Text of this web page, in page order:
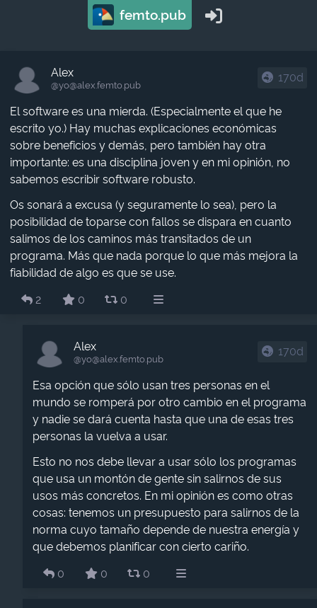
femto.pub
Alex
@yo​@alex.femto.pub
170d
El software es una mierda. (Especialmente el que he
escrito yo.) Hay muchas explicaciones económicas
sobre beneficios y demás, pero también hay otra
importante: es una disciplina joven y en mi opinión, no
sabemos escribir software robusto.
Os sonará a excusa (y seguramente lo sea), pero la
posibilidad de toparse con fallos se dispara en cuanto
salimos de los caminos más transitados de un
programa. Más que nada porque lo que más mejora la
fiabilidad de algo es que se use.
2
0 0
Alex
@yo​@alex.femto.pub
170d
Esa opción que sólo usan tres personas en el
mundo se romperá por otro cambio en el programa
y nadie se dará cuenta hasta que una de esas tres
personas la vuelva a usar.
Esto no nos debe llevar a usar sólo los programas
que usa un montón de gente sin salirnos de sus
usos más concretos. En mi opinión es como otras
cosas: tenemos un presupuesto para salirnos de la
norma cuyo tamaño depende de nuestra energía y
que debemos planificar con cierto cariño.
0
0 0